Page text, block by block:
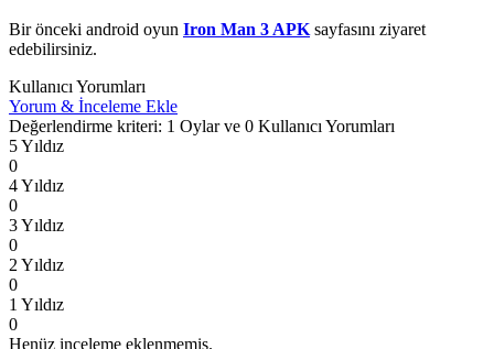
Bir önceki android oyun Iron Man 3 APKsayfasını ziyaret
edebilirsiniz.
Kullanıcı Yorumları
Yorum & İnceleme Ekle
Değerlendirme kriteri: 1 Oylar ve 0 Kullanıcı Yorumları
5 Yıldız
0
4 Yıldız
0
3 Yıldız
0
2 Yıldız
0
1 Yıldız
0
Henüz inceleme eklenmemiş.